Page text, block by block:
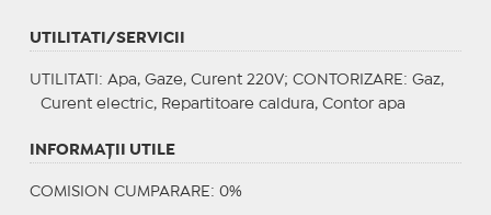
UTILITATI/SERVICII
UTILITATI : Apa, Gaze, Curent 220V; CONTORIZARE : Gaz,
Curent electric, Repartitoare caldura, Contor apa
INFORMAŢII UTILE
COMISION CUMPARARE: 0%